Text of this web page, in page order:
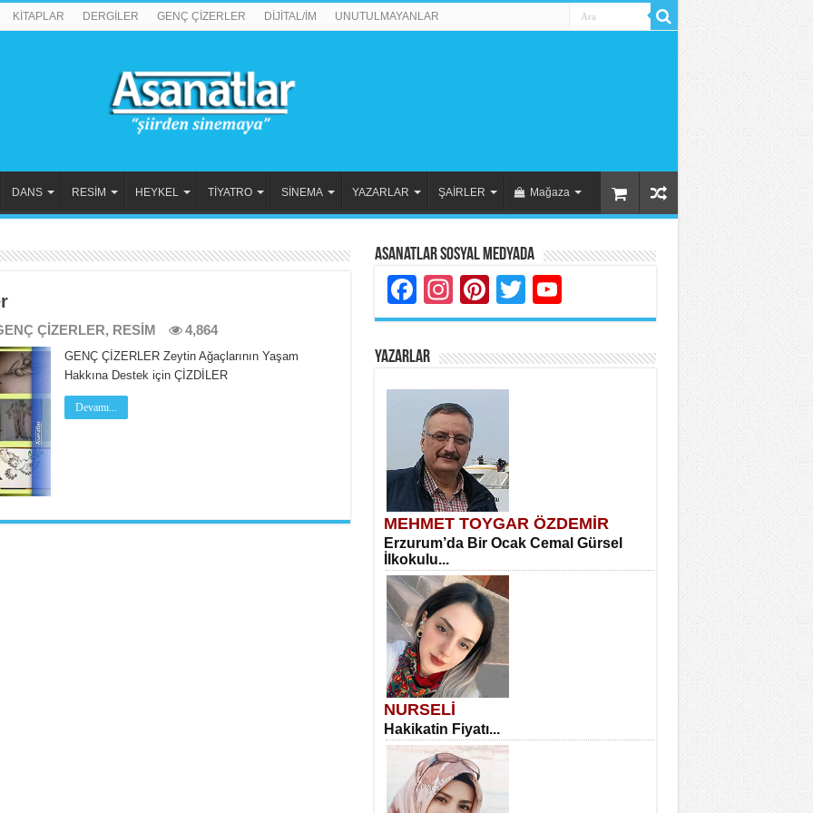
KİTAPLAR DERGİLER GENÇ ÇİZERLER DİJİTAL/İM UNUTULMAYANLAR
DANS RESİM HEYKEL TİYATRO SİNEMA YAZARLAR ŞAİRLER Mağaza
ÇİZERLER, RESİM 4,864
GENÇ ÇİZERLER Zeytin Ağaçlarının Yaşam
Hakkına Destek için ÇİZDİLER
Devamı...
Asanatlar Sosyal Medyada
Facebook
Instagram
Pinterest
Twitter
YAZARLAR
MEHMET TOYGAR ÖZDEMİR
Erzurum’da Bir Ocak Cemal Gürsel
İlkokulu...
NURSELİ
Hakikatin Fiyatı...